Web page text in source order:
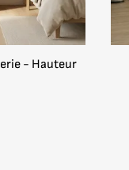
pièce.
- Hauteur